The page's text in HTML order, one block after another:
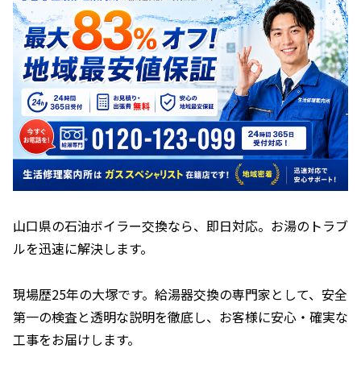
山口県の石油ボイラー交換なら、即日対応。お湯のトラブ
ルを迅速に解決します。
現場歴25年の大塚です。給湯器交換の専門家として、安全
第一の検査と透明な説明を徹底し、お客様に安心・確実な
工事をお届けします。